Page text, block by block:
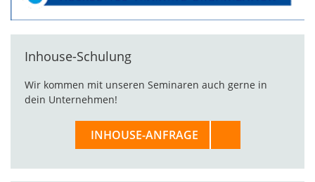
Inhouse-Schulung
Wir kommen mit unseren Seminaren auch gerne in
dein Unternehmen!
INHOUSE-ANFRAGE